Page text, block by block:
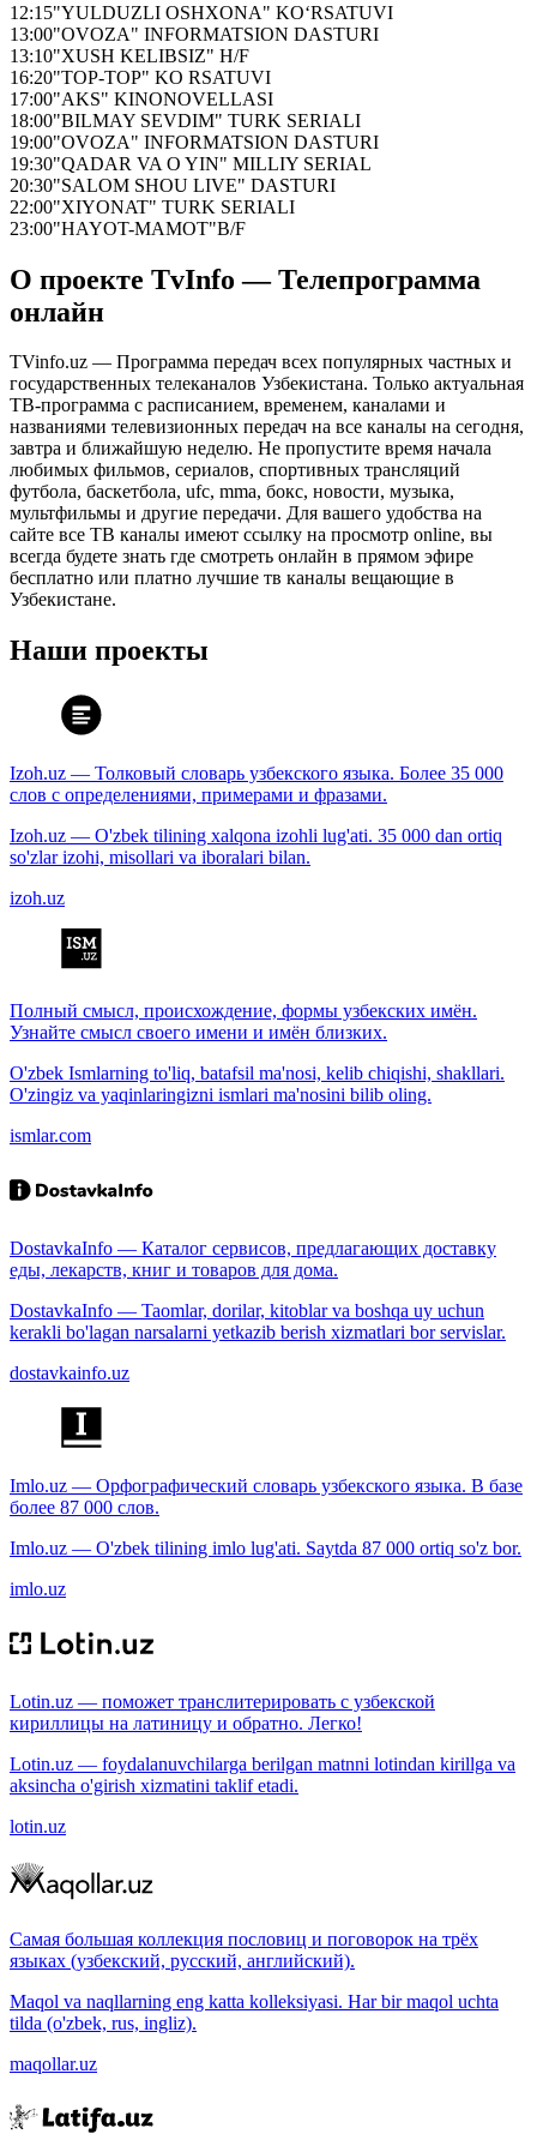
12:15"YULDUZLI OSHXONA" KO‘RSATUVI
13:00"OVOZA" INFORMATSION DASTURI
13:10"XUSH KELIBSIZ" H/F
16:20"TOP-TOP" KO RSATUVI
17:00"AKS" KINONOVELLASI
18:00"BILMAY SEVDIM" TURK SERIALI
19:00"OVOZA" INFORMATSION DASTURI
19:30"QADAR VA O YIN" MILLIY SERIAL
20:30"SALOM SHOU LIVE" DASTURI
22:00"XIYONAT" TURK SERIALI
23:00"HAYOT-MAMOT"B/F
О проекте TvInfo — Телепрограмма
онлайн
TVinfo.uz — Программа передач всех популярных частных и
государственных телеканалов Узбекистана. Только актуальная
ТВ-программа с расписанием, временем, каналами и
названиями телевизионных передач на все каналы на сегодня,
завтра и ближайшую неделю. Не пропустите время начала
любимых фильмов, сериалов, спортивных трансляций
футбола, баскетбола, ufc, mma, бокс, новости, музыка,
мультфильмы и другие передачи. Для вашего удобства на
сайте все ТВ каналы имеют ссылку на просмотр online, вы
всегда будете знать где смотреть онлайн в прямом эфире
бесплатно или платно лучшие тв каналы вещающие в
Узбекистане.
Наши проекты
Izoh.uz — Толковый словарь узбекского языка. Более 35 000
слов с определениями, примерами и фразами.
Izoh.uz — O'zbek tilining xalqona izohli lug'ati. 35 000 dan ortiq
so'zlar izohi, misollari va iboralari bilan.
izoh.uz
Полный смысл, происхождение, формы узбекских имён.
Узнайте смысл своего имени и имён близких.
O'zbek Ismlarning to'liq, batafsil ma'nosi, kelib chiqishi, shakllari.
O'zingiz va yaqinlaringizni ismlari ma'nosini bilib oling.
ismlar.com
DostavkaInfo — Каталог сервисов, предлагающих доставку
еды, лекарств, книг и товаров для дома.
DostavkaInfo — Taomlar, dorilar, kitoblar va boshqa uy uchun
kerakli bo'lagan narsalarni yetkazib berish xizmatlari bor servislar.
dostavkainfo.uz
Imlo.uz — Орфографический словарь узбекского языка. В базе
более 87 000 слов.
Imlo.uz — O'zbek tilining imlo lug'ati. Saytda 87 000 ortiq so'z bor.
imlo.uz
Lotin.uz — поможет транслитерировать с узбекской
кириллицы на латиницу и обратно. Легко!
Lotin.uz — foydalanuvchilarga berilgan matnni lotindan kirillga va
aksincha o'girish xizmatini taklif etadi.
lotin.uz
Самая большая коллекция пословиц и поговорок на трёх
языках (узбекский, русский, английский).
Maqol va naqllarning eng katta kolleksiyasi. Har bir maqol uchta
tilda (o'zbek, rus, ingliz).
maqollar.uz